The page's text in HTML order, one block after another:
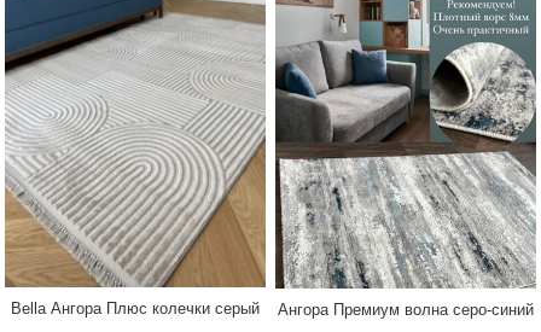
Bella Ангора Плюс колечки серый Ангора Премиум волна серо-синий